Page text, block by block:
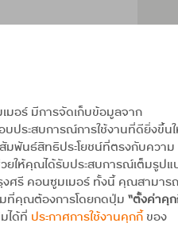
มอร์ มีการจัดเก็บข้อมูลจาก
ประสบการณ์การใช้งานที่ดียิ่งขึ้น
มพันธ์สิทธิประโยชน์ที่ตรงกับความ
วยให้คุณได้รับประสบการณ์เต็มรูปแ
รุงศรี คอนซูมเมอร์ ทั้งนี้ คุณสามารถ
มที่คุณต้องการโดยกดปุ่ม “ตั้งค่าคุก
ได้ที่ ประกาศการใช้งานคุกกี้ของ